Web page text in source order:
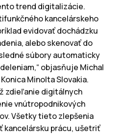
trend digitalizácie.
kancelárskeho
evidovať dochádzku
alebo skenovať do
súbory automaticky
objasňuje Michal
Minolta Slovakia.
zdieľanie digitálnych
vnútropodnikových
Všetky tieto zlepšenia
kancelársku prácu, ušetriť